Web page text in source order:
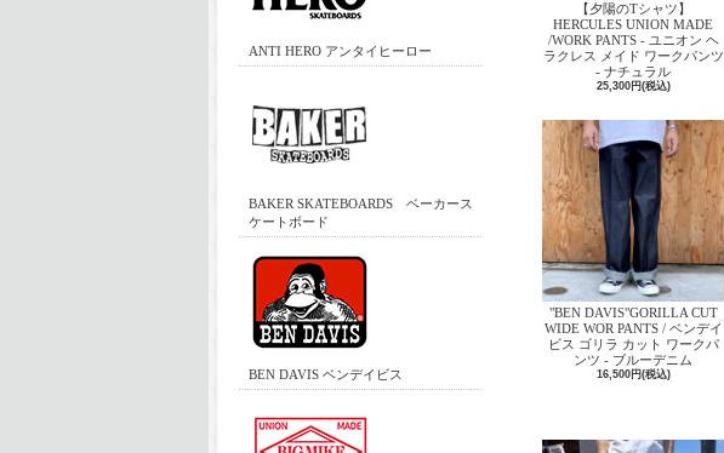
ANTI HERO アンタイヒーロー
BAKER SKATEBOARDS ベーカース
ケートボード
BEN DAVIS ベンデイビス
【夕陽のTシャツ】
HERCULES UNION MADE
/WORK PANTS - ユニオン ヘ
ラクレス メイド ワークパンツ
- ナチュラル
25,300円(税込)
"BEN DAVIS"GORILLA CUT
WIDE WOR PANTS / ベンデイ
ビス ゴリラ カット ワークパ
ンツ - ブルーデニム
16,500円(税込)